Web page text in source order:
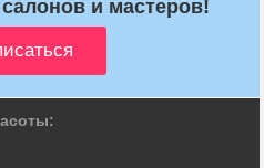
и мастеров!